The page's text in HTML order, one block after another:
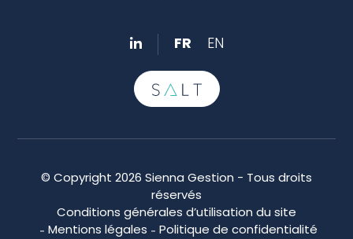
FR EN
© Copyright 2026 Sienna Gestion - Tous droits
réservés
Conditions générales d’utilisation du site
Mentions légales
Politique de confidentialité